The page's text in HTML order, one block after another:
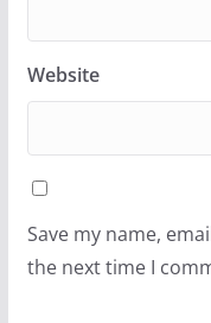
Website
Save my name,
the next time I